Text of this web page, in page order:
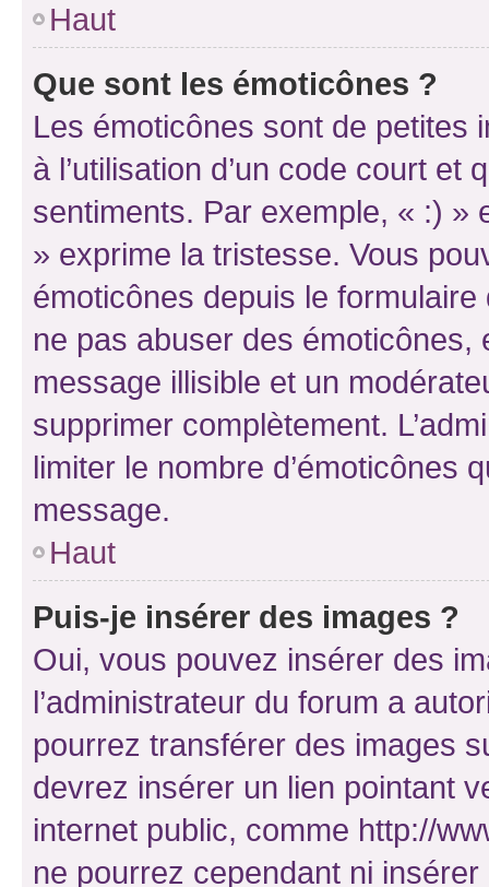
Haut
Que sont les émoticônes ?
Les émoticônes sont de petites
à l’utilisation d’un code court et
sentiments. Par exemple, « :) »
» exprime la tristesse. Vous
émoticônes depuis le
ne pas abuser des
message illisible et un
supprimer complètement.
limiter le nombre d’émoticônes
message.
Haut
Puis-je insérer des images ?
Oui, vous pouvez insérer des
l’administrateur du forum a
pourrez transférer des images
devrez insérer un lien pointant
internet public, comme http://
ne pourrez cependant ni